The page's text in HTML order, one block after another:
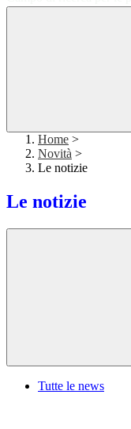
Home >
Novità >
Le notizie
Le notizie
Tutte le news